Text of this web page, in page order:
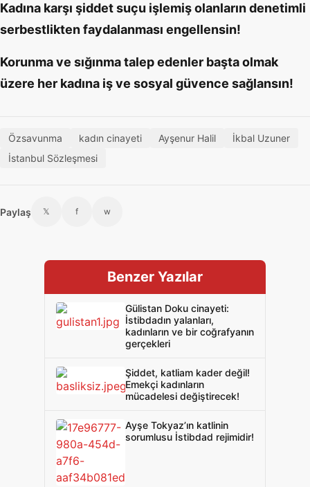
Kadına karşı şiddet suçu işlemiş olanların denetimli
serbestlikten faydalanması engellensin!
Korunma ve sığınma talep edenler başta olmak
üzere her kadına iş ve sosyal güvence sağlansın!
Özsavunma kadın cinayeti Ayşenur Halil
İkbal Uzuner
İstanbul Sözleşmesi
Paylaş 𝕏 f w
Benzer Yazılar
Gülistan Doku cinayeti:
İstibdadın yalanları,
kadınların ve bir coğrafyanın
gerçekleri
Şiddet, katliam kader değil!
Emekçi kadınların
mücadelesi değiştirecek!
Ayşe Tokyaz’ın katlinin
sorumlusu İstibdad rejimidir!